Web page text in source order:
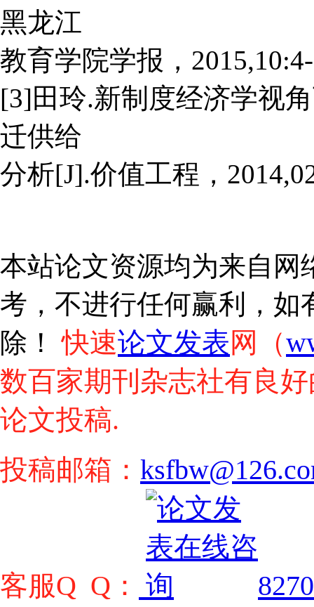
黑龙江
教育学院学报，
[3]田玲.新制度经济学视
迁供给
分析[J].价值工程，
本站论文资源均为来自网
考，不进行任何赢利，如
除！快速论文发表网（
数百家期刊杂志社有良
论文投稿.
投稿邮箱：
客服Q Q：